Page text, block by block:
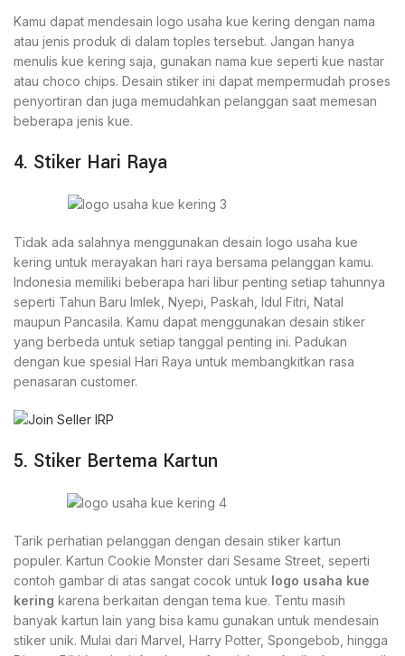
Kamu dapat mendesain logo usaha kue kering dengan nama
atau jenis produk di dalam toples tersebut. Jangan hanya
menulis kue kering saja, gunakan nama kue seperti kue nastar
atau choco chips. Desain stiker ini dapat mempermudah proses
penyortiran dan juga memudahkan pelanggan saat memesan
beberapa jenis kue.
4. Stiker Hari Raya
Tidak ada salahnya menggunakan desain logo usaha kue
kering untuk merayakan hari raya bersama pelanggan kamu.
Indonesia memiliki beberapa hari libur penting setiap tahunnya
seperti Tahun Baru Imlek, Nyepi, Paskah, Idul Fitri, Natal
maupun Pancasila. Kamu dapat menggunakan desain stiker
yang berbeda untuk setiap tanggal penting ini. Padukan
dengan kue spesial Hari Raya untuk membangkitkan rasa
penasaran customer.
5. Stiker Bertema Kartun
Tarik perhatian pelanggan dengan desain stiker kartun
populer. Kartun Cookie Monster dari Sesame Street, seperti
contoh gambar di atas sangat cocok untuk logo usaha kue
kering karena berkaitan dengan tema kue. Tentu masih
banyak kartun lain yang bisa kamu gunakan untuk mendesain
stiker unik. Mulai dari Marvel, Harry Potter, Spongebob, hingga